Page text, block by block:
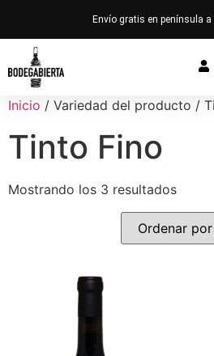
Envío gratis en península a
Inicio / Variedad del producto /
Tinto Fino
Mostrando los 3 resultados